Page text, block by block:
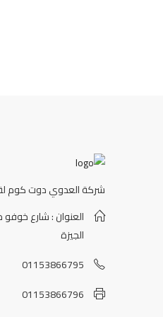
شركة العدوي دوت كوم
العنوان : شارع
الجيزة
01153866795
01153866796